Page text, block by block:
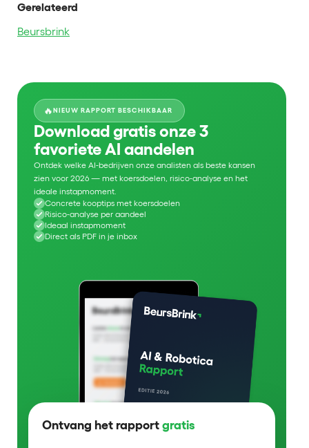
Gerelateerd
Beursbrink
🔥NIEUW RAPPORT BESCHIKBAAR
Download gratis onze 3
favoriete AI aandelen
Ontdek welke AI-bedrijven onze analisten als beste kansen
zien voor 2026 — met koersdoelen, risico-analyse en het
ideale instapmoment.
Concrete kooptips met koersdoelen
Risico-analyse per aandeel
Ideaal instapmoment
Direct als PDF in je inbox
Ontvang het rapport gratis